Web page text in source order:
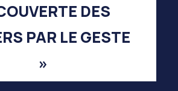
DES
PAR LE GESTE
»